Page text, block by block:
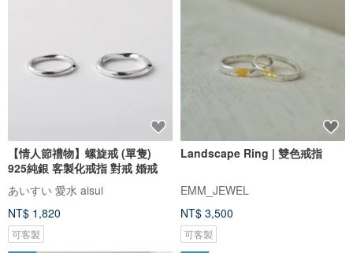
【情人節禮物】螺旋戒 (單隻)
925純銀 客製化戒指 對戒 婚戒
あいすい 愛水 aisui
NT$ 1,820
可客製
Landscape Ring | 雙色戒指
EMM_JEWEL
NT$ 3,500
可客製